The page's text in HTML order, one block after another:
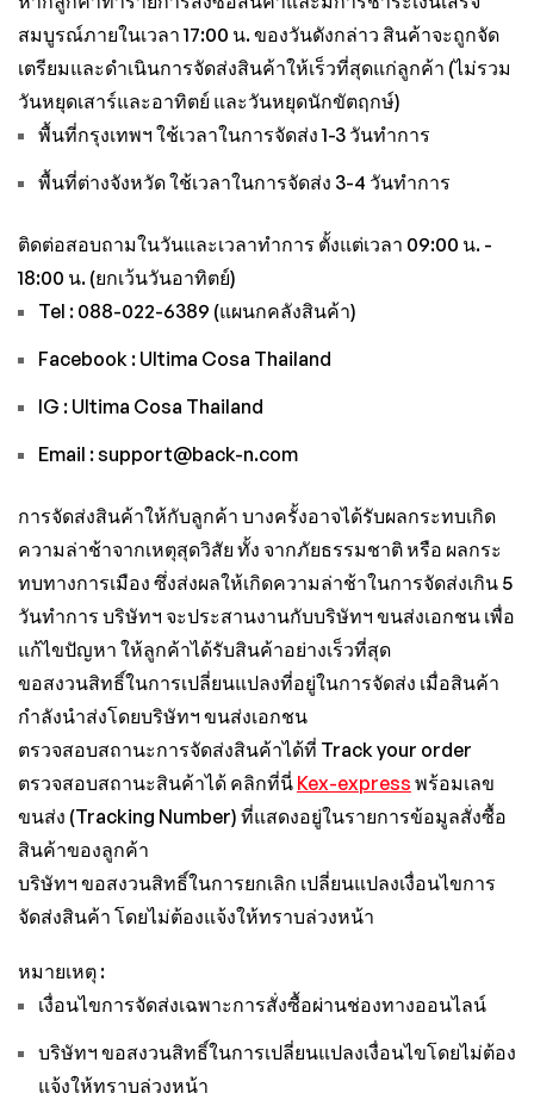
สมบูรณ์ภายในเวลา 17:00 น. ของวันดังกล่าว สินค้าจะถูกจัด
เตรียมและดำเนินการจัดส่งสินค้าให้เร็วที่สุดแก่ลูกค้า (ไม่รวม
วันหยุดเสาร์และอาทิตย์ และวันหยุดนักขัตฤกษ์)
พื้นที่กรุงเทพฯ ใช้เวลาในการจัดส่ง 1-3 วันทำการ
พื้นที่ต่างจังหวัด ใช้เวลาในการจัดส่ง 3-4 วันทำการ
ติดต่อสอบถามในวันและเวลาทำการ ตั้งแต่เวลา 09:00 น. -
18:00 น. (ยกเว้นวันอาทิตย์)
Tel : 088-022-6389 (แผนกคลังสินค้า)
Facebook : Ultima Cosa Thailand
IG : Ultima Cosa Thailand
Email : support@back-n.com
การจัดส่งสินค้าให้กับลูกค้า บางครั้งอาจได้รับผลกระทบเกิด
ความล่าช้าจากเหตุสุดวิสัย ทั้ง จากภัยธรรมชาติ หรือ ผลกระ
ทบทางการเมือง ซึ่งส่งผลให้เกิดความล่าช้าในการจัดส่งเกิน 5
วันทำการ บริษัทฯ จะประสานงานกับบริษัทฯ ขนส่งเอกชน เพื่อ
แก้ไขปัญหา ให้ลูกค้าได้รับสินค้าอย่างเร็วที่สุด
ขอสงวนสิทธิ์ในการเปลี่ยนแปลงที่อยู่ในการจัดส่ง เมื่อสินค้า
กำลังนำส่งโดยบริษัทฯ ขนส่งเอกชน
ตรวจสอบสถานะการจัดส่งสินค้าได้ที่ Track your order
ตรวจสอบสถานะสินค้าได้ คลิกที่นี่ Kex-express พร้อมเลข
ขนส่ง (Tracking Number) ที่แสดงอยู่ในรายการข้อมูลสั่งซื้อ
สินค้าของลูกค้า
บริษัทฯ ขอสงวนสิทธิ์ในการยกเลิก เปลี่ยนแปลงเงื่อนไขการ
จัดส่งสินค้า โดยไม่ต้องแจ้งให้ทราบล่วงหน้า
หมายเหตุ :
เงื่อนไขการจัดส่งเฉพาะการสั่งซื้อผ่านช่องทางออนไลน์
บริษัทฯ ขอสงวนสิทธิ์ในการเปลี่ยนแปลงเงื่อนไขโดยไม่ต้อง
แจ้งให้ทราบล่วงหน้า